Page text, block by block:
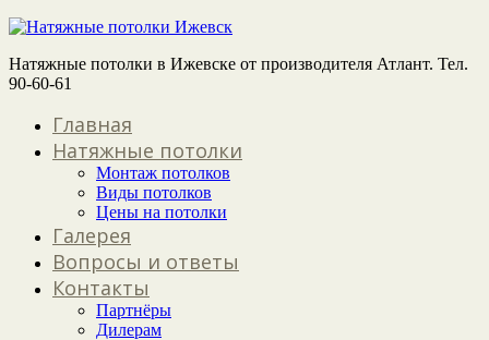
Натяжные потолки в Ижевске от производителя Атлант. Тел.
90-60-61
Главная
Натяжные потолки
Монтаж потолков
Виды потолков
Цены на потолки
Галерея
Вопросы и ответы
Контакты
Партнёры
Дилерам